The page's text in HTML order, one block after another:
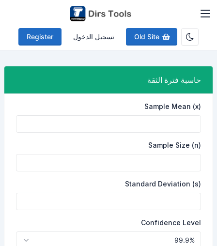
Old Site تسجيل الدخول Register
حاسبة فترة الثقة
Sample Mean (x)
Sample Size (n)
Standard Deviation (s)
Confidence Level